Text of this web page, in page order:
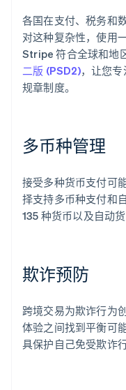
各国在支付、税务和
对这种复杂性，使用
Stripe 符合全球和地
二版 (PSD2)，让您专
规章制度。
多币种管理
接受多种货币支付可
择支持多币种支付和
135 种货币以及自动货
欺诈预防
跨境交易为欺诈行为
体验之间找到平衡可
具保护自己免受欺诈